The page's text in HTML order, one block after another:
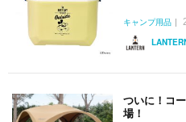
キャンプ用品
ついに！コ
場！